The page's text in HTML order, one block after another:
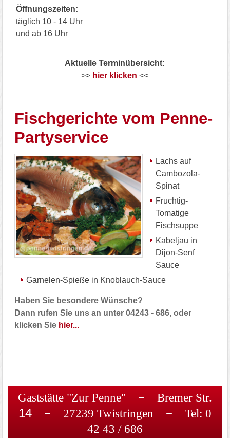
Öffnungszeiten:
täglich 10 - 14 Uhr
und ab 16 Uhr
Aktuelle Terminübersicht:
>> hier klicken <<
Fischgerichte vom Penne-
Partyservice
Lachs auf
Cambozola-
Spinat
Fruchtig-
Tomatige
Fischsuppe
Kabeljau in
Dijon-Senf
Sauce
Garnelen-Spieße in Knoblauch-Sauce
Haben Sie besondere Wünsche?
Dann rufen Sie uns an unter 04243 - 686, oder
klicken Sie hier...
Gaststätte "Zur Penne" − Bremer Str.
14 − 27239 Twistringen − Tel: 0
42 43 / 686